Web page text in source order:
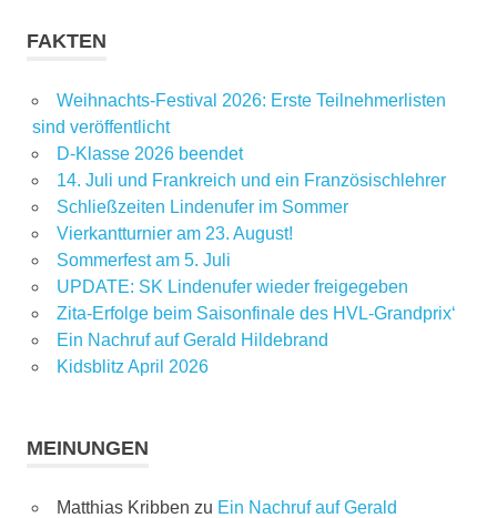
FAKTEN
Weihnachts-Festival 2026: Erste Teilnehmerlisten
sind veröffentlicht
D-Klasse 2026 beendet
14. Juli und Frankreich und ein Französischlehrer
Schließzeiten Lindenufer im Sommer
Vierkantturnier am 23. August!
Sommerfest am 5. Juli
UPDATE: SK Lindenufer wieder freigegeben
Zita-Erfolge beim Saisonfinale des HVL-Grandprix‘
Ein Nachruf auf Gerald Hildebrand
Kidsblitz April 2026
MEINUNGEN
Matthias Kribben zu Ein Nachruf auf Gerald